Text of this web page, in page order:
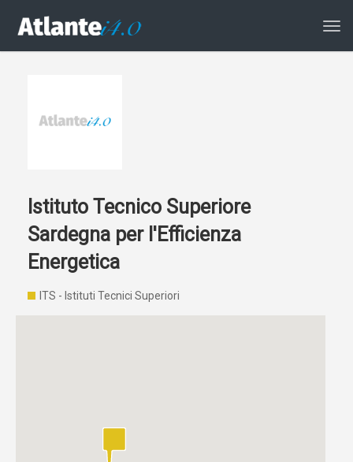
Istituto Tecnico Superiore
Sardegna per l'Efficienza
Energetica
ITS - Istituti Tecnici Superiori